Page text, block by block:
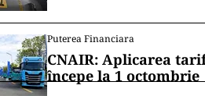
Puterea Financiara
CNAIR: Aplicarea
începe la 1 octombrie